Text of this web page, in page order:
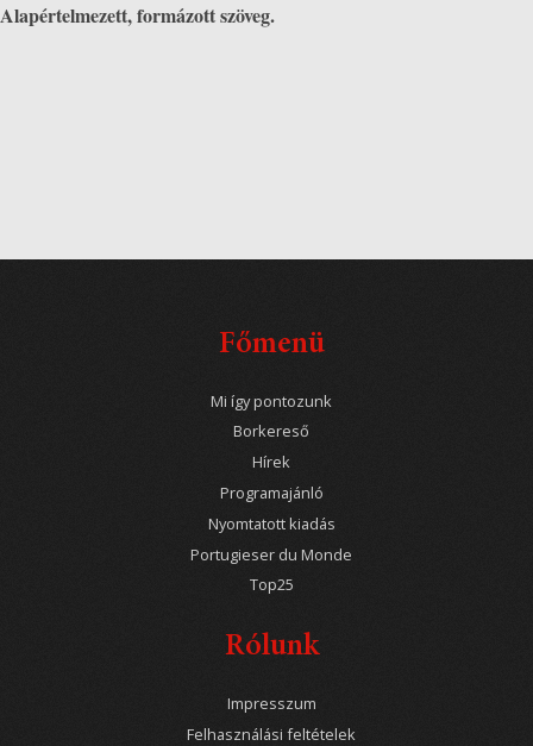
Alapértelmezett, formázott szöveg.
Főmenü
Mi így pontozunk
Borkereső
Hírek
Programajánló
Nyomtatott kiadás
Portugieser du Monde
Top25
Rólunk
Impresszum
Felhasználási feltételek